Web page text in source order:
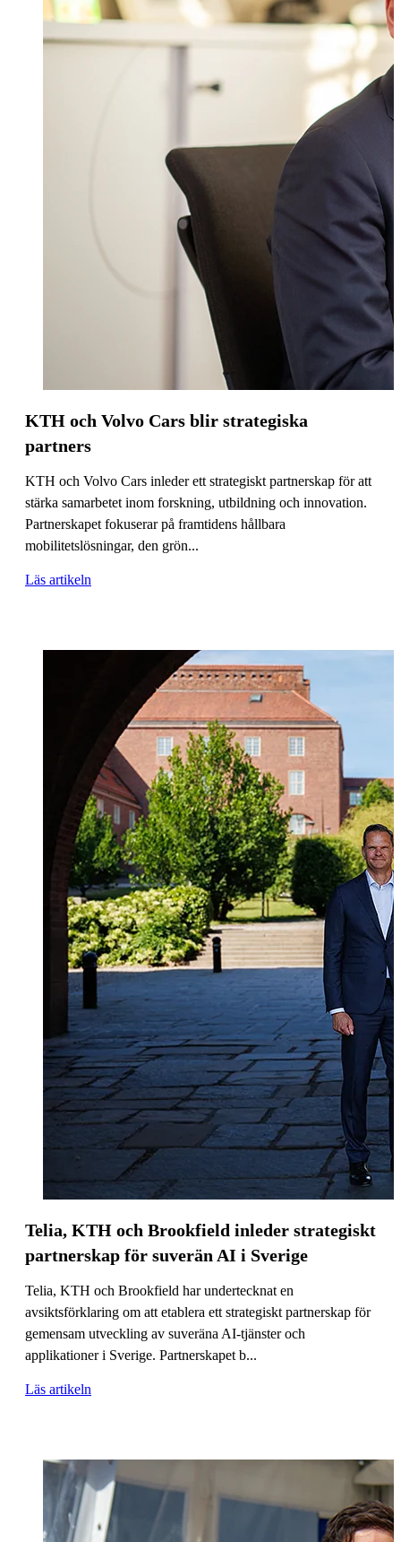
KTH och Volvo Cars blir strategiska
partners
KTH och Volvo Cars inleder ett strategiskt partnerskap för att
stärka samarbetet inom forskning, utbildning och innovation.
Partnerskapet fokuserar på framtidens hållbara
mobilitetslösningar, den grön...
Läs artikeln
Telia, KTH och Brookfield inleder strategiskt
partnerskap för suverän AI i Sverige
Telia, KTH och Brookfield har undertecknat en
avsiktsförklaring om att etablera ett strategiskt partnerskap för
gemensam utveckling av suveräna AI-tjänster och
applikationer i Sverige. Partnerskapet b...
Läs artikeln